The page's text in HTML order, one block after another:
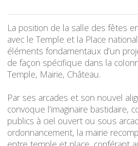
La position de la salle des fêtes
avec le Temple et la Place
éléments fondamentaux d’un
de façon spécifique dans la
Temple, Mairie, Château.
Par ses arcades et son nouvel
convoque l’imaginaire bastidaire,
publics à ciel ouvert ou sous
ordonnancement, la mairie